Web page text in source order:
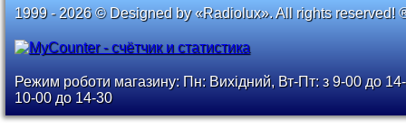
1999 - 2026 © Designed by «Radiolux». All rights reserved!
Режим роботи магазину: Пн: Вихідний, Вт-Пт: з 9-00 до
10-00 до 14-30